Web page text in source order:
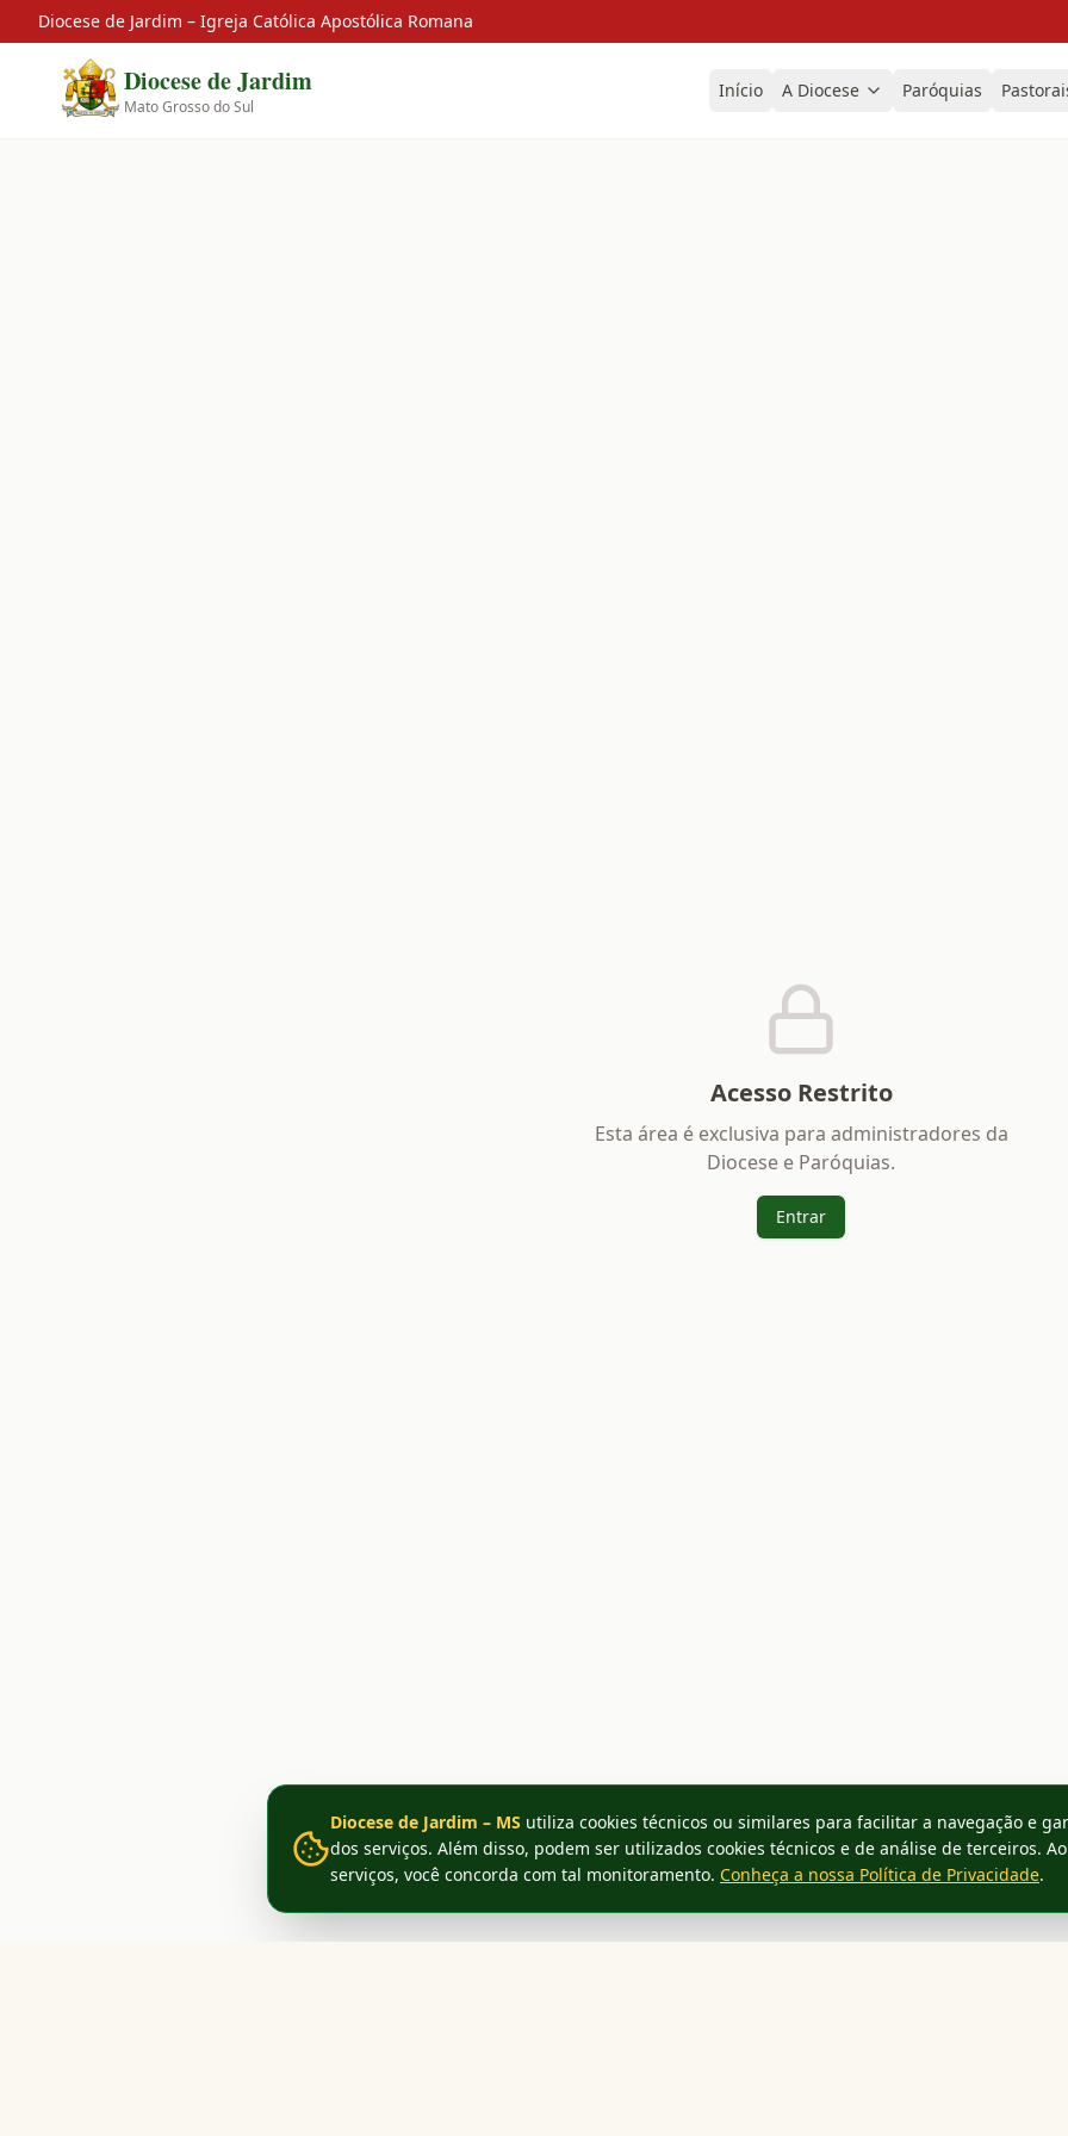
Diocese de Jardim – Igreja Católica Apostólica Romana
Diocese de Jardim
Mato Grosso do Sul
Início A Diocese Paróquias
Acesso Restrito
Esta área é exclusiva para administradores da
Diocese e Paróquias.
Entrar
Diocese de Jardim – MS utiliza cookies técnicos ou similares para facilitar a navegação e
dos serviços. Além disso, podem ser utilizados cookies técnicos e de análise de terceiros.
serviços, você concorda com tal monitoramento. Conheça a nossa Política de Privacidade.